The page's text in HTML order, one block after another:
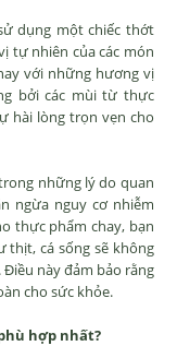
dụng một chiếc thớt
tự nhiên của các món
với những hương vị
bởi các mùi từ thực
hài lòng trọn vẹn cho
những lý do quan
ngừa nguy cơ nhiễm
thực phẩm chay, bạn
thịt, cá sống sẽ không
này đảm bảo rằng
cho sức khỏe.
hợp nhất?